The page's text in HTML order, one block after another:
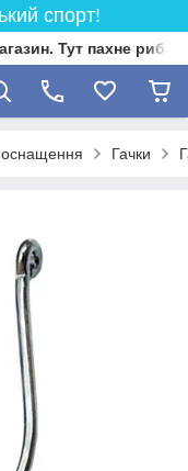
спорт!
Тут пахне
оснащення Гачки